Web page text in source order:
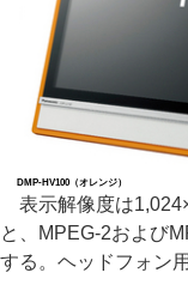
DMP-HV100（オレンジ）
表示解像度は
と、MPEG-2および
する。ヘッドフォン